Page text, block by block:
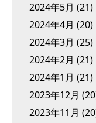
2024年5月 (21)
2024年4月 (20)
2024年3月 (25)
2024年2月 (21)
2024年1月 (21)
2023年12月
2023年11月